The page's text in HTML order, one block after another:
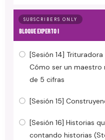
SUBSCRIBERS ONLY
BLOQUE EXPERTO I
[Sesión 14]
Cómo ser un maestro
de 5 cifras
[Sesión 15]
[Sesión 16] Historias
contando historias